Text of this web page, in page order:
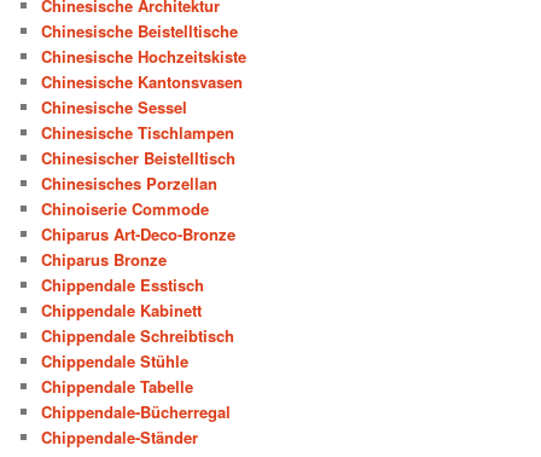
Chinesische Architektur
Chinesische Beistelltische
Chinesische Hochzeitskiste
Chinesische Kantonsvasen
Chinesische Sessel
Chinesische Tischlampen
Chinesischer Beistelltisch
Chinesisches Porzellan
Chinoiserie Commode
Chiparus Art-Deco-Bronze
Chiparus Bronze
Chippendale Esstisch
Chippendale Kabinett
Chippendale Schreibtisch
Chippendale Stühle
Chippendale Tabelle
Chippendale-Bücherregal
Chippendale-Ständer